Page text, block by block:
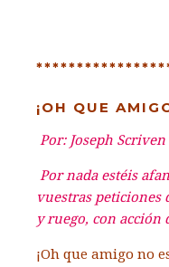
¡OH QUE
Por: Joseph Scriven
Por nada estéis
vuestras peticiones
y ruego, con acción
¡Oh que amigo no